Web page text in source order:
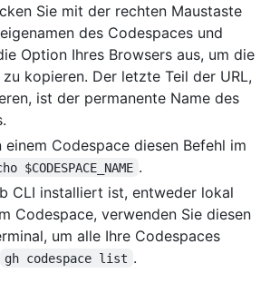
Sie mit der rechten Maustaste
des Codespaces und
Option Ihres Browsers aus, um die
kopieren. Der letzte Teil der URL,
ist der permanente Name des
einem Codespace diesen Befehl im
$CODESPACE_NAME .
CLI installiert ist, entweder lokal
Codespace, verwenden Sie diesen
um alle Ihre Codespaces
gh codespace list .